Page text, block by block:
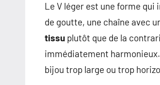
Le V léger est une forme
de goutte, une chaîne avec
tissu plutôt que de la
immédiatement harmonieux.
bijou trop large ou trop